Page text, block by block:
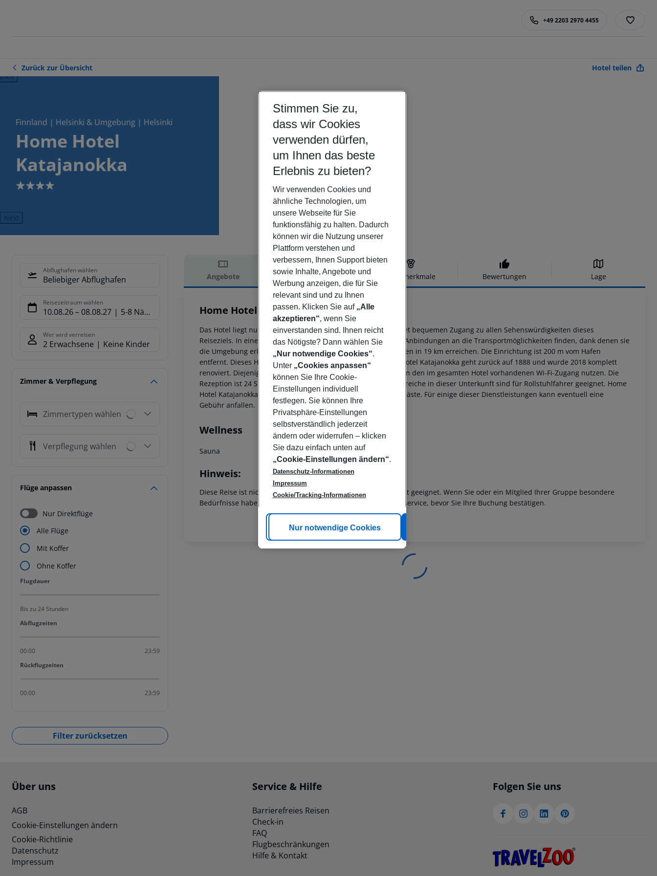
+49 2203 2970 4455
Zurück zur Übersicht Hotel teilen
Finnland | Helsinki & Umgebung | Helsinki
Home Hotel
Katajanokka
4
Next
Abflughafen wählen
Beliebiger Abflughafen
Reisezeitraum wählen
10.08.26– 08.08.27 5-8 Nächte
Wer wird verreisen
2 Erwachsene Keine Kinder
Zimmer & Verpflegung
Zimmertypen wählen
Verpflegung wählen
Flüge anpassen
Nur Direktflüge
Alle Flüge
Mit Koffer
Ohne Koffer
Flugdauer
Flugdauer
Bis zu 24 Stunden
Abflugzeiten
Abflugzeiten
00:00 23:59
Rückflugzeiten
Rückflugzeiten
00:00 23:59
Filter zurücksetzen
Angebote Hotelbeschreibung Hotelmerkmale Bewertungen Lage
Hotelbeschreibung
Home Hotel Katajanokka
4
Das Hotel liegt nur 900 m vom Stadtzentrum entfernt und bietet bequemen Zugang zu allen Sehenswürdigkeiten dieses
Reiseziels. In einer Entfernung von 50 m können die Reisende Anbindungen an die Transportmöglichkeiten finden, dank denen sie
die Umgebung erkunden können. Kunden können den Flughafen in 19 km erreichen. Die Einrichtung ist 200 m vom Hafen
entfernt. Dieses Hotel umfasst insgesamt 106 Zimmer. Home Hotel Katajanokka geht zurück auf 1888 und wurde 2018 komplett
renoviert. Diejenigen, die in dieser Einrichtung wohnen, können den im gesamten Hotel vorhandenen Wi-Fi-Zugang nutzen. Die
Rezeption ist 24 Stunden täglich besetzt. Die Gemeinschaftsbereiche in dieser Unterkunft sind für Rollstuhlfahrer geeignet. Home
Hotel Katajanokka bietet einen Parkplatz für den Komfort der Gäste. Für einige dieser Dienstleistungen kann eventuell eine
Gebühr anfallen.
Wellness
Sauna
Hinweis:
Diese Reise ist nicht für Personen mit eingeschränkter Mobilität geeignet. Wenn Sie oder ein Mitglied Ihrer Gruppe besondere
Bedürfnisse haben, wenden Sie sich bitte an unseren Kundenservice, bevor Sie Ihre Buchung bestätigen.
Footer navigation
Über uns
AGB
Cookie-Einstellungen ändern
Cookie-Richtlinie
Datenschutz
Impressum
Service & Hilfe
Barrierefreies Reisen
Check-in
FAQ
Flugbeschränkungen
Hilfe & Kontakt
Folgen Sie uns
Stimmen Sie zu,
dass wir Cookies
verwenden dürfen,
um Ihnen das beste
Erlebnis zu bieten?
Wir verwenden Cookies und
ähnliche Technologien, um
unsere Webseite für Sie
funktionsfähig zu halten. Dadurch
können wir die Nutzung unserer
Plattform verstehen und
verbessern, Ihnen Support bieten
sowie Inhalte, Angebote und
Werbung anzeigen, die für Sie
relevant sind und zu Ihnen
passen. Klicken Sie auf „Alle
akzeptieren“, wenn Sie
einverstanden sind. Ihnen reicht
das Nötigste? Dann wählen Sie
„Nur notwendige Cookies“.
Unter „Cookies anpassen“
können Sie Ihre Cookie-
Einstellungen individuell
festlegen. Sie können Ihre
Privatsphäre-Einstellungen
selbstverständlich jederzeit
ändern oder widerrufen – klicken
Sie dazu einfach unten auf
„Cookie-Einstellungen ändern“.
Datenschutz-Informationen
Impressum
Cookie/Tracking-Informationen
Cookie anpassen
Nur notwendige Cookies